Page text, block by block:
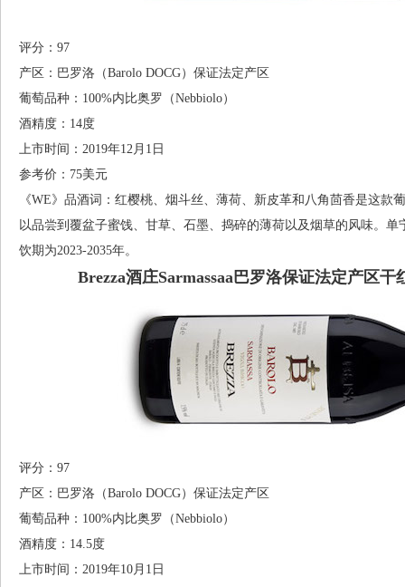
评分：97
产区：巴罗洛（Barolo DOCG）保证法定产区
葡萄品种：100%内比奥罗（Nebbiolo）
酒精度：14度
上市时间：2019年12月1日
参考价：75美元
《WE》品酒词：红樱桃、烟斗丝、薄荷、新皮革和八角茴香是这款
以品尝到覆盆子蜜饯、甘草、石墨、捣碎的薄荷以及烟草的风味。
饮期为2023-2035年。
Brezza酒庄Sarmassaa巴罗洛保证法定产区
评分：97
产区：巴罗洛（Barolo DOCG）保证法定产区
葡萄品种：100%内比奥罗（Nebbiolo）
酒精度：14.5度
上市时间：2019年10月1日